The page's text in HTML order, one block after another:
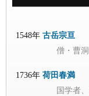
1548年 古岳宗亘
僧・曹
1736年 荷田春満
国学者